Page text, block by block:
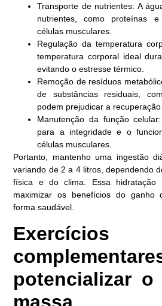
Transporte de nutrientes: A
nutrientes, como proteínas
células musculares.
Regulação da temperatura
temperatura corporal ideal
evitando o estresse térmico.
Remoção de resíduos
de substâncias residuais,
podem prejudicar a recuperação
Manutenção da função
para a integridade e o
células musculares.
Portanto, mantenho uma ingestão
variando de 2 a 4 litros, dependendo
física e do clima. Essa hidratação
maximizar os benefícios do ganho
forma saudável.
potencializar